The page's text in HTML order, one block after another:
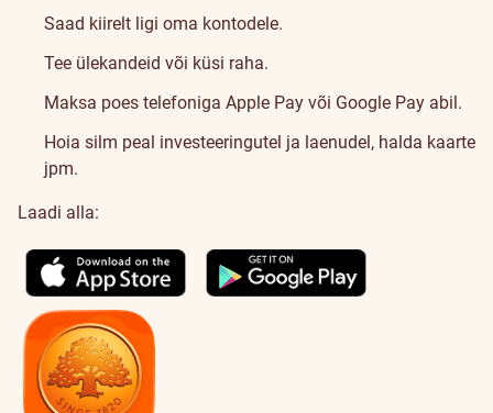
Saad kiirelt ligi oma kontodele.
Tee ülekandeid või küsi raha.
Maksa poes telefoniga Apple Pay või Google Pay abil.
Hoia silm peal investeeringutel ja laenudel, halda kaarte
jpm.
Laadi alla: